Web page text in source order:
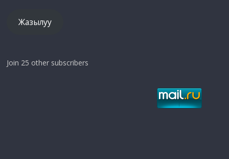
Жазылуу
Join 25 other subscribers